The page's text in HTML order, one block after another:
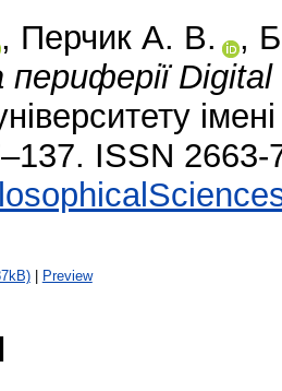
, Перчик А. В. ,
ISSN 2663-
| Preview